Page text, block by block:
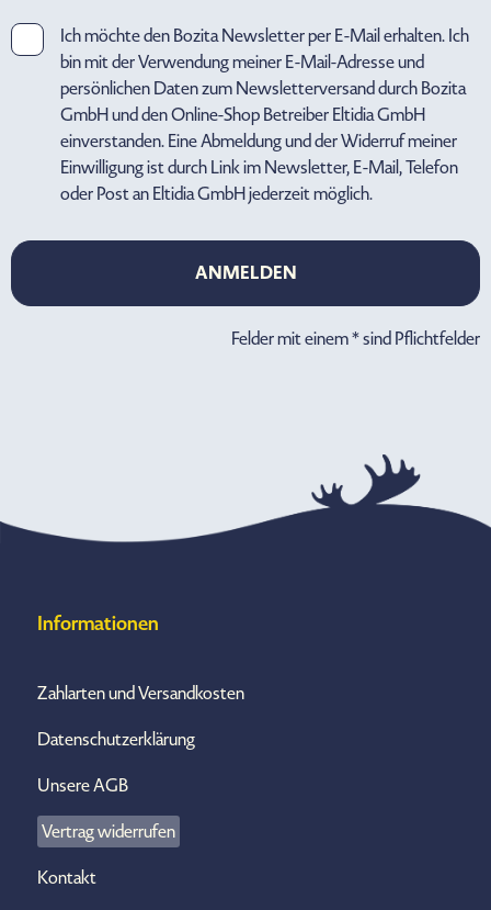
Ich möchte den Bozita Newsletter per E-Mail erhalten. Ich
bin mit der Verwendung meiner E-Mail-Adresse und
persönlichen Daten zum Newsletterversand durch Bozita
GmbH und den Online-Shop Betreiber Eltidia GmbH
einverstanden. Eine Abmeldung und der Widerruf meiner
Einwilligung ist durch Link im Newsletter, E-Mail, Telefon
oder Post an Eltidia GmbH jederzeit möglich.
ANMELDEN
ANMELDEN
Felder mit einem * sind Pflichtfelder
Informationen
Zahlarten und Versandkosten
Datenschutzerklärung
Unsere AGB
Vertrag widerrufen
Kontakt